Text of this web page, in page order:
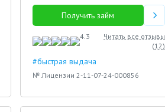
Получить займ
4.3
Читать все отзывы
(12)
#быстрая выдача
№ Лицензии 2-11-07-24-000856